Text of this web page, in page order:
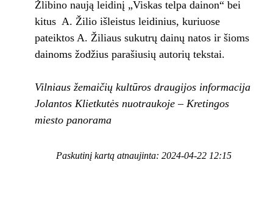
Žlibino naują leidinį „Viskas telpa dainon“ bei
kitus A. Žilio išleistus leidinius, kuriuose
pateiktos A. Žiliaus sukutrų dainų natos ir šioms
dainoms žodžius parašiusių autorių tekstai.
Vilniaus žemaičių kultūros draugijos informacija
Jolantos Klietkutės nuotraukoje – Kretingos
miesto panorama
Paskutinį kartą atnaujinta: 2024-04-22 12:15